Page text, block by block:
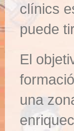
clínics
puede
El
una